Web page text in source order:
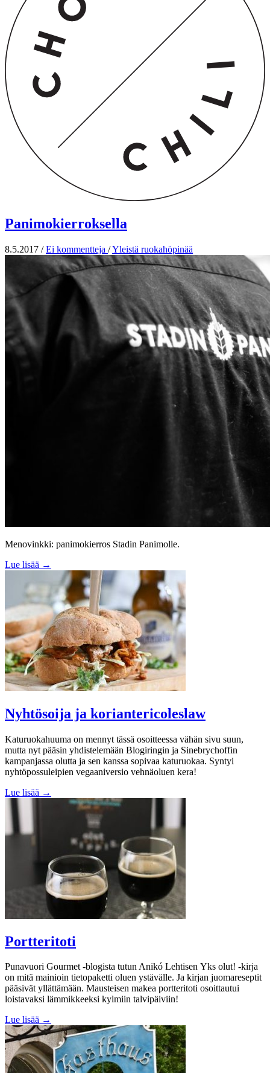
Panimokierroksella
8.5.2017 / Ei kommentteja /Yleistä ruokahöpinää
Menovinkki: panimokierros Stadin Panimolle.
Lue lisää →
Nyhtösoija ja koriantericoleslaw
Katuruokahuuma on mennyt tässä osoitteessa vähän sivu suun,
mutta nyt pääsin yhdistelemään Blogiringin ja Sinebrychoffin
kampanjassa olutta ja sen kanssa sopivaa katuruokaa. Syntyi
nyhtöpossuleipien vegaaniversio vehnäoluen kera!
Lue lisää →
Portteritoti
Punavuori Gourmet -blogista tutun Anikó Lehtisen Yks olut! -kirja
on mitä mainioin tietopaketti oluen ystävälle. Ja kirjan juomareseptit
pääsivät yllättämään. Mausteisen makea portteritoti osoittautui
loistavaksi lämmikkeeksi kylmiin talvipäiviin!
Lue lisää →